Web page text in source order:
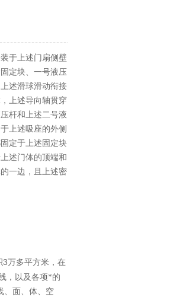
于上述门扇侧壁
定块、一号液压
述滑球滑动衔接
上述导向轴贯穿
杆和上述二号液
上述吸座的外侧
定于上述固定块
述门体的顶端和
一边，且上述密
3万多平方米，在
，以及各项*的
、面、体、空